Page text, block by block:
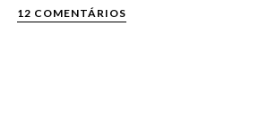
12 COMENTÁRIOS